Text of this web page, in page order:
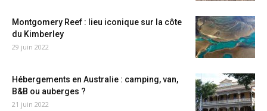
Montgomery Reef : lieu iconique sur la côte
du Kimberley
29 juin 2022
Hébergements en Australie : camping, van,
B&B ou auberges ?
21 juin 2022